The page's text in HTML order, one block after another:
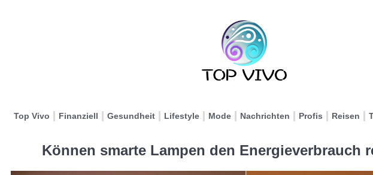
Top Vivo Finanziell Gesundheit Lifestyle Mode Nachrichten Profis Reisen
Können smarte Lampen den Energieverbrauch